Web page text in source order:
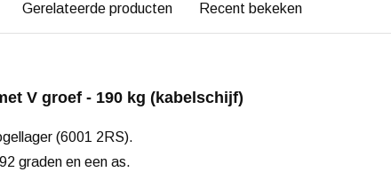
Gerelateerde producten Recent bekeken
V groef - 190 kg (kabelschijf)
(6001 2RS).
graden en een as.